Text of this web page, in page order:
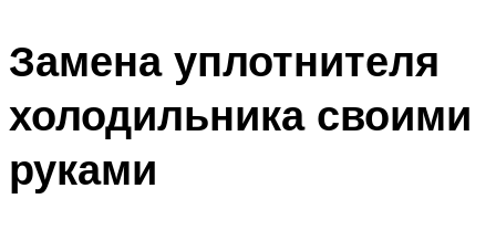
Замена уплотнителя
холодильника своими
руками